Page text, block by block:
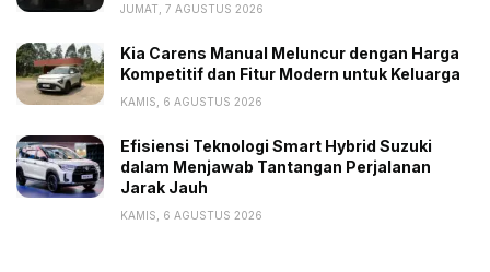
JUMAT, 7 AGUSTUS 2026
Kia Carens Manual Meluncur dengan Harga
Kompetitif dan Fitur Modern untuk Keluarga
KAMIS, 6 AGUSTUS 2026
Efisiensi Teknologi Smart Hybrid Suzuki
dalam Menjawab Tantangan Perjalanan
Jarak Jauh
KAMIS, 6 AGUSTUS 2026